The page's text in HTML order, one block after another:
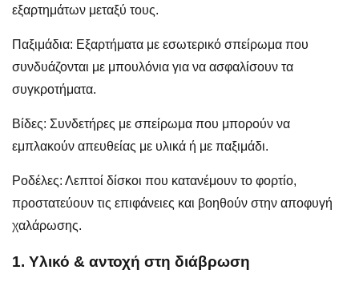
εξαρτημάτων μεταξύ τους.
Παξιμάδια: Εξαρτήματα με εσωτερικό σπείρωμα που
συνδυάζονται με μπουλόνια για να ασφαλίσουν τα
συγκροτήματα.
Βίδες: Συνδετήρες με σπείρωμα που μπορούν να
εμπλακούν απευθείας με υλικά ή με παξιμάδι.
Ροδέλες: Λεπτοί δίσκοι που κατανέμουν το φορτίο,
προστατεύουν τις επιφάνειες και βοηθούν στην αποφυγή
χαλάρωσης.
1. Υλικό & αντοχή στη διάβρωση